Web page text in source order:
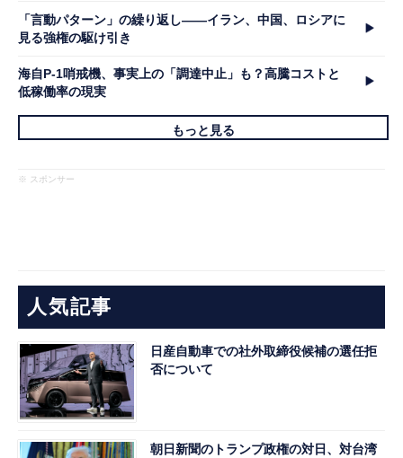
「言動パターン」の繰り返し――イラン、中国、ロシアに
見る強権の駆け引き
海自P-1哨戒機、事実上の「調達中止」も？高騰コストと
低稼働率の現実
もっと見る
※ スポンサー
人気記事
日産自動車での社外取締役候補の選任拒
否について
朝日新聞のトランプ政権の対日、対台湾